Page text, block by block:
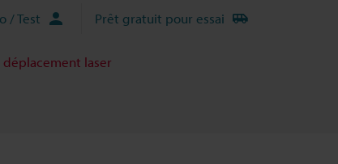
/ Test Prêt gratuit pour essai
laser